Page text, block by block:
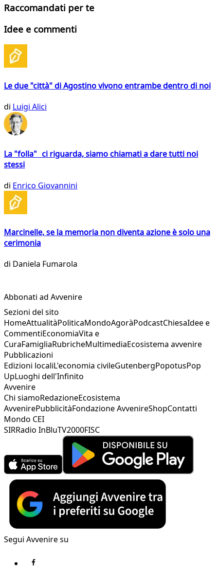
Raccomandati per te
Idee e commenti
Le due "città" di Agostino vivono entrambe dentro di noi
di Luigi Alici
La "folla" ci riguarda, siamo chiamati a dare tutti noi
stessi
di Enrico Giovannini
Marcinelle, se la memoria non diventa azione è solo una
cerimonia
di Daniela Fumarola
Abbonati ad Avvenire
Sezioni del sito
HomeAttualitàPoliticaMondoAgoràPodcastChiesaIdee e
CommentiEconomiaVita e
CuraFamigliaRubricheMultimediaEcosistema avvenire
Pubblicazioni
Edizioni localiL'economia civileGutenbergPopotusPop
UpLuoghi dell'Infinito
Avvenire
Chi siamoRedazioneEcosistema
AvvenirePubblicitàFondazione AvvenireShopContatti
Mondo CEI
SIRRadio InBluTV2000FISC
Segui Avvenire su